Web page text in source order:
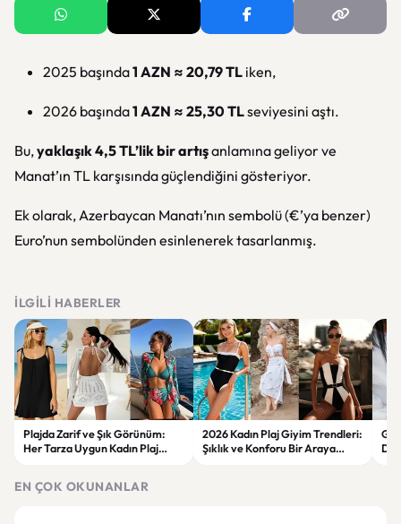
2025 başında1 AZN ≈ 20,79 TL iken,
2026 başında1 AZN ≈ 25,30 TLseviyesini aştı.
Bu,yaklaşık 4,5 TL’lik bir artışanlamına geliyor ve
Manat’ın TL karşısında güçlendiğini gösteriyor.
Ek olarak, Azerbaycan Manatı’nın sembolü (€’ya benzer)
Euro’nun sembolünden esinlenerek tasarlanmış.
İLGILI HABERLER
Plajda Zarif ve Şık Görünüm:
Her Tarza Uygun Kadın Plaj
2026 Kadın Plaj Giyim Trendleri:
Şıklık ve Konforu Bir Araya
EN ÇOK OKUNANLAR